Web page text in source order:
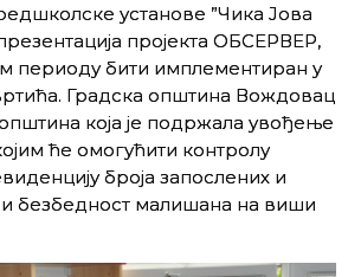
установе ”Чика Јова
пројекта ОБСЕРВЕР,
периоду бити имплементиран у
Градска општина Вождовац
која је подржала увођење
ће омогућити контролу
броја запослених и
безбедност малишана на виши